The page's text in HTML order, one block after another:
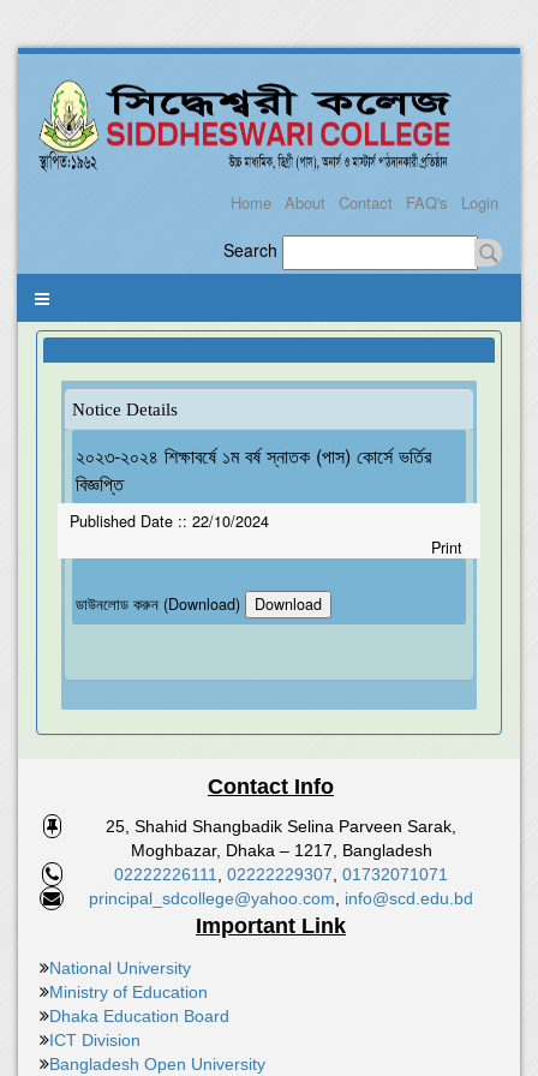
Home About Contact FAQ's Login
Search
Notice Details
২০২৩-২০২৪ শিক্ষাবর্ষে ১ম বর্ষ স্নাতক (পাস) কোর্সে ভর্তির
বিজ্ঞপ্তি
Published Date :: 22/10/2024
Print
ডাউনলোড করুন (Download)
Contact Info
25, Shahid Shangbadik Selina Parveen Sarak,
Moghbazar, Dhaka – 1217, Bangladesh
02222226111
02222229307 01732071071
principal_sdcollege@yahoo.com
info@scd.edu.bd
Important Link
National University
Ministry of Education
Dhaka Education Board
ICT Division
Bangladesh Open University